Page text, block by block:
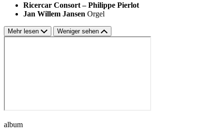
Ricercar Consort – Philippe Pierlot
Jan Willem Jansen Orgel
Mehr lesen Weniger sehen
album